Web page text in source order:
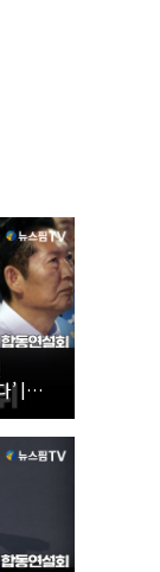
’ |
후